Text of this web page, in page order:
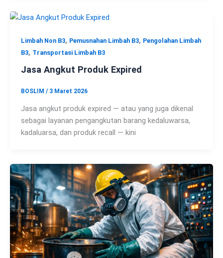
Limbah Non B3, Pemusnahan Limbah B3, Pengolahan Limbah
B3, Transportasi Limbah B3
Jasa Angkut Produk Expired
BOSLIM / 3 Maret 2026
Jasa angkut produk expired — atau yang juga dikenal
sebagai layanan pengangkutan barang kedaluwarsa,
kadaluarsa, dan produk recall — kini